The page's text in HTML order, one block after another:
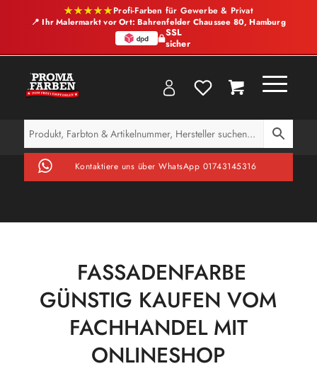
★★★★★Profi-Farben für Gewerbe & Privat
📍 Ihr Malermarkt vor Ort: Bahrenfelder Chaussee 80, Hamburg
SSL
sicher
Kontaktiere uns über WhatsApp 01743145316
FASSADENFARBE
GÜNSTIG KAUFEN VOM
FACHHANDEL MIT
ONLINESHOP